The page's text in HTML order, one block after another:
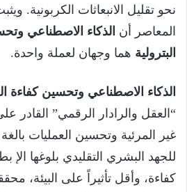
نحو تقليل الانبعاثات الكربونية.
المعاصر أن الذكاء الاصطناعي
البترولية هما وجهان لعملة واحدة.
الذكاء الاصطناعي وتحسين كفاءة
“العقل والرادار الرقمي”
غير المرئية وتحسين العمليات
للجهد البشري التقليدي بلوغها الإ
كفاءة، وأقل تأثيراً على البيئة،